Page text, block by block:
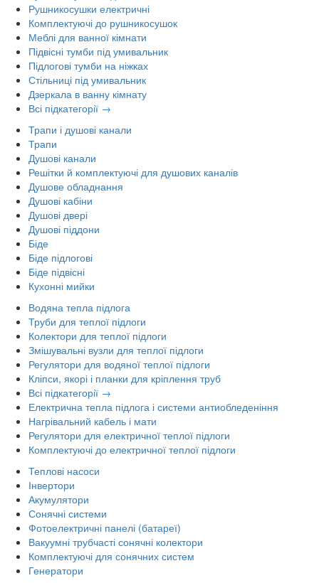
Рушникосушки електричні
Комплектуючі до рушникосушок
Меблі для ванної кімнати
Підвісні тумби під умивальник
Підлогові тумби на ніжках
Стільниці під умивальник
Дзеркала в ванну кімнату
Всі підкатегорії →
Трапи і душові канали
Трапи
Душові канали
Решітки й комплектуючі для душових каналів
Душове обладнання
Душові кабіни
Душові двері
Душові піддони
Біде
Біде підлогові
Біде підвісні
Кухонні мийки
Водяна тепла підлога
Труби для теплої підлоги
Колектори для теплої підлоги
Змішувальні вузли для теплої підлоги
Регулятори для водяної теплої підлоги
Кліпси, якорі і планки для кріплення труб
Всі підкатегорії →
Електрична тепла підлога і системи антиобледеніння
Нагрівальний кабель і мати
Регулятори для електричної теплої підлоги
Комплектуючі до електричної теплої підлоги
Теплові насоси
Інвертори
Акумулятори
Сонячні системи
Фотоелектричні панелі (батареї)
Вакуумні трубчасті сонячні колектори
Комплектуючі для сонячних систем
Генератори